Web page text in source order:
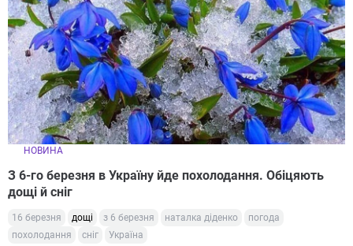
НОВИНА
З 6-го березня в Україну йде похолодання. Обіцяють
дощі й сніг
16 березня дощі з 6 березня наталка діденко
погода
похолодання
сніг Україна